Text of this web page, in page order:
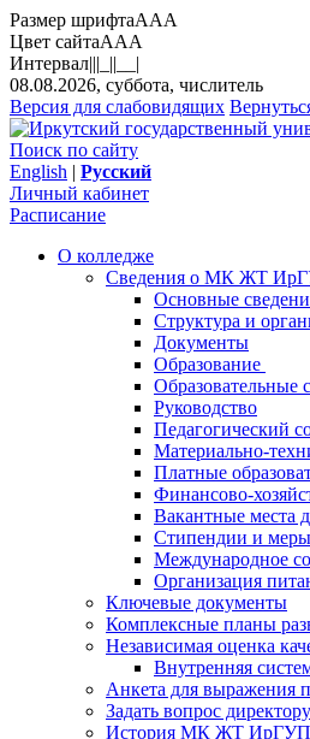
Размер шрифтаAAA
Цвет сайтаAAA
Интервал|||_||__|
08.08.2026, суббота, числитель
Версия для слабовидящих
Поиск по сайту
English | Русский
Личный кабинет
Расписание
О колледже
Сведения о МК ЖТ
Основные
Структура и
Документы
Образование
Образовательные
Руководство
Педагогический
Материально-
Платные
Финансово-
Вакантные места
Стипендии и
Международное
Организация
Ключевые документы
Комплексные планы
Независимая оценка
Внутренняя
Анкета для выражения
Задать вопрос
История МК ЖТ